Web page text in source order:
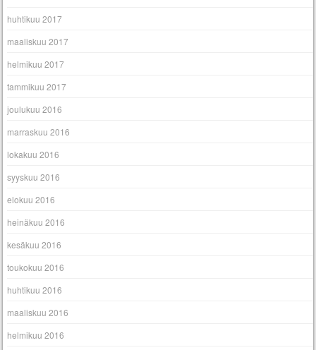
huhtikuu 2017
maaliskuu 2017
helmikuu 2017
tammikuu 2017
joulukuu 2016
marraskuu 2016
lokakuu 2016
syyskuu 2016
elokuu 2016
heinäkuu 2016
kesäkuu 2016
toukokuu 2016
huhtikuu 2016
maaliskuu 2016
helmikuu 2016